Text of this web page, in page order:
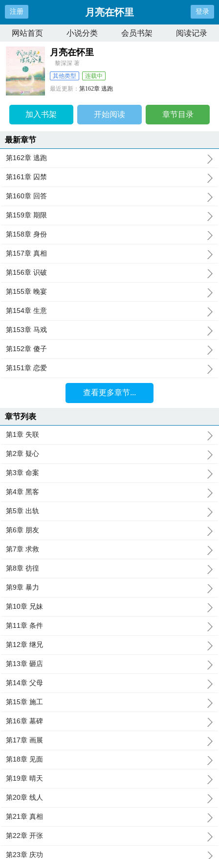
注册 月亮在怀里 登录
网站首页 小说分类 会员书架 阅读记录
月亮在怀里
黎深深 著
其他类型
连载中
最近更新：第162章 逃跑
加入书架 开始阅读 章节目录
最新章节
第162章 逃跑
第161章 囚禁
第160章 回答
第159章 期限
第158章 身份
第157章 真相
第156章 识破
第155章 晚宴
第154章 生意
第153章 马戏
第152章 傻子
第151章 恋爱
查看更多章节...
章节列表
第1章 失联
第2章 疑心
第3章 命案
第4章 黑客
第5章 出轨
第6章 朋友
第7章 求救
第8章 彷徨
第9章 暴力
第10章 兄妹
第11章 条件
第12章 继兄
第13章 砸店
第14章 父母
第15章 施工
第16章 墓碑
第17章 画展
第18章 见面
第19章 晴天
第20章 线人
第21章 真相
第22章 开张
第23章 庆功